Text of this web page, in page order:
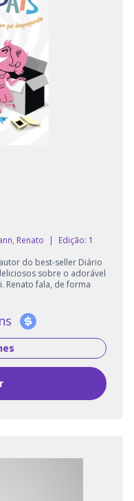
Renato |
Edição: 1
do best-seller Diário
sobre o adorável
Renato fala, de forma